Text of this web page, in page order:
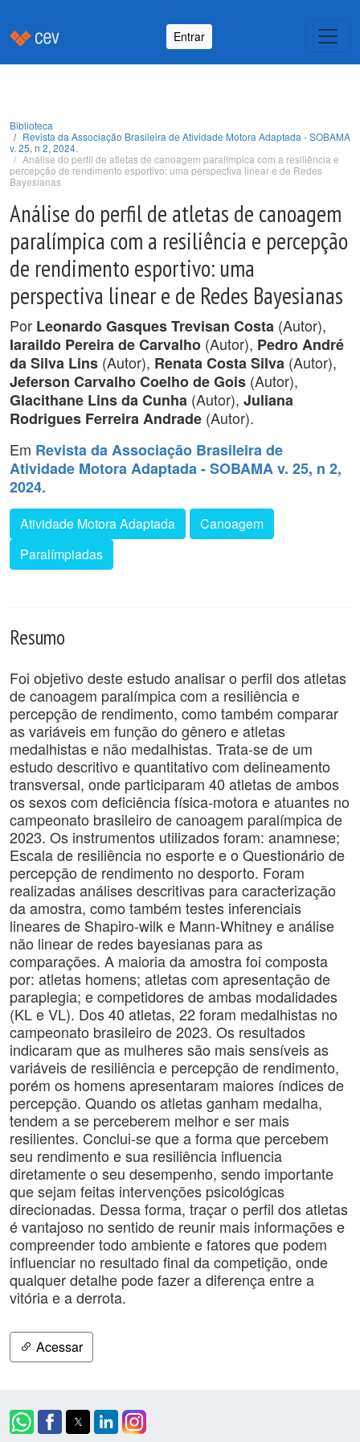
Entrar
Biblioteca
Revista da Associação Brasileira de Atividade Motora Adaptada - SOBAMA
v. 25, n 2, 2024.
Análise do perfil de atletas de canoagem paralímpica com a resiliência e
percepção de rendimento esportivo: uma perspectiva linear e de Redes
Bayesianas
Análise do perfil de atletas de canoagem
paralímpica com a resiliência e percepção
de rendimento esportivo: uma
perspectiva linear e de Redes Bayesianas
Por Leonardo Gasques Trevisan Costa (Autor),
Iaraildo Pereira de Carvalho (Autor), Pedro André
da Silva Lins (Autor), Renata Costa Silva (Autor),
Jeferson Carvalho Coelho de Gois (Autor),
Glacithane Lins da Cunha (Autor), Juliana
Rodrigues Ferreira Andrade (Autor).
Em Revista da Associação Brasileira de
Atividade Motora Adaptada - SOBAMA v. 25, n 2,
2024.
Atividade Motora Adaptada
Canoagem
Paralímpiadas
Resumo
Foi objetivo deste estudo analisar o perfil dos atletas
de canoagem paralímpica com a resiliência e
percepção de rendimento, como também comparar
as variáveis em função do gênero e atletas
medalhistas e não medalhistas. Trata-se de um
estudo descritivo e quantitativo com delineamento
transversal, onde participaram 40 atletas de ambos
os sexos com deficiência física-motora e atuantes no
campeonato brasileiro de canoagem paralímpica de
2023. Os instrumentos utilizados foram: anamnese;
Escala de resiliência no esporte e o Questionário de
percepção de rendimento no desporto. Foram
realizadas análises descritivas para caracterização
da amostra, como também testes inferenciais
lineares de Shapiro-wilk e Mann-Whitney e análise
não linear de redes bayesianas para as
comparações. A maioria da amostra foi composta
por: atletas homens; atletas com apresentação de
paraplegia; e competidores de ambas modalidades
(KL e VL). Dos 40 atletas, 22 foram medalhistas no
campeonato brasileiro de 2023. Os resultados
indicaram que as mulheres são mais sensíveis as
variáveis de resiliência e percepção de rendimento,
porém os homens apresentaram maiores índices de
percepção. Quando os atletas ganham medalha,
tendem a se perceberem melhor e ser mais
resilientes. Conclui-se que a forma que percebem
seu rendimento e sua resiliência influencia
diretamente o seu desempenho, sendo importante
que sejam feitas intervenções psicológicas
direcionadas. Dessa forma, traçar o perfil dos atletas
é vantajoso no sentido de reunir mais informações e
compreender todo ambiente e fatores que podem
influenciar no resultado final da competição, onde
qualquer detalhe pode fazer a diferença entre a
vitória e a derrota.
Acessar